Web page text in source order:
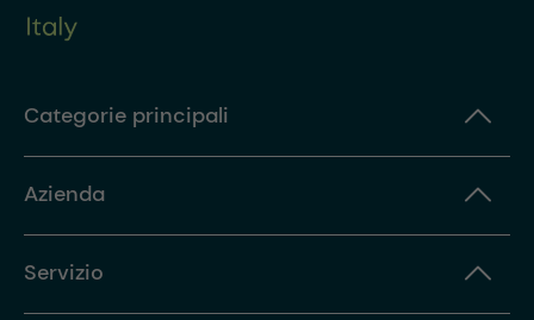
Categorie principali
Azienda
Servizio